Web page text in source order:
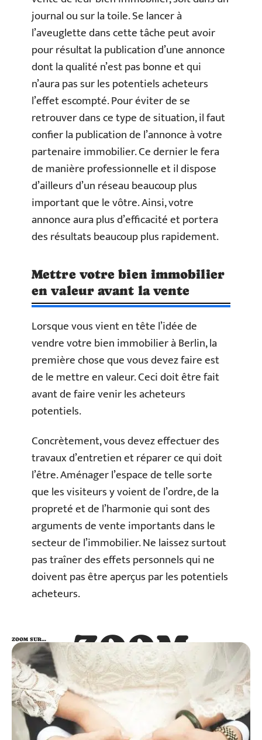
journal ou sur la toile. Se lancer à
l’aveuglette dans cette tâche peut avoir
pour résultat la publication d’une annonce
dont la qualité n’est pas bonne et qui
n’aura pas sur les potentiels acheteurs
l’effet escompté. Pour éviter de se
retrouver dans ce type de situation, il faut
confier la publication de l’annonce à votre
partenaire immobilier. Ce dernier le fera
de manière professionnelle et il dispose
d’ailleurs d’un réseau beaucoup plus
important que le vôtre. Ainsi, votre
annonce aura plus d’efficacité et portera
des résultats beaucoup plus rapidement.
Mettre votre bien immobilier
en valeur avant la vente
Lorsque vous vient en tête l’idée de
vendre votre bien immobilier à Berlin, la
première chose que vous devez faire est
de le mettre en valeur. Ceci doit être fait
avant de faire venir les acheteurs
potentiels.
Concrètement, vous devez effectuer des
travaux d’entretien et réparer ce qui doit
l’être. Aménager l’espace de telle sorte
que les visiteurs y voient de l’ordre, de la
propreté et de l’harmonie qui sont des
arguments de vente importants dans le
secteur de l’immobilier. Ne laissez surtout
pas traîner des effets personnels qui ne
doivent pas être aperçus par les potentiels
acheteurs.
ZOOM
SUR…
ZOOM SUR…